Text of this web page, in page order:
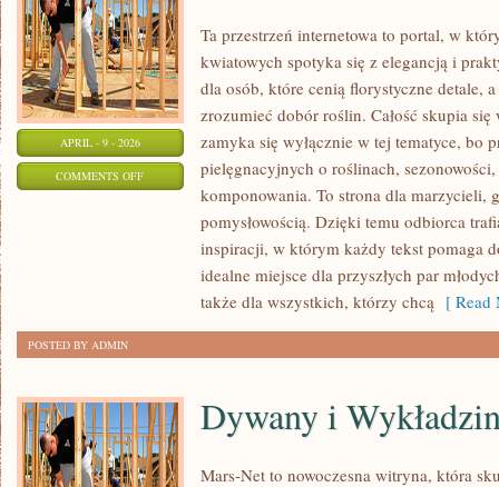
APRIL - 9 - 2026
COMMENTS OFFON
Ta przestrzeń internetowa to portal, w
kwiatowych spotyka się z elegancją i
dla osób, które cenią florystyczne detale,
zrozumieć dobór roślin. Całość skupia
zamyka się wyłącznie w tej tematyce, bo
pielęgnacyjnych o roślinach,
komponowania. To strona dla marzycieli,
pomysłowością. Dzięki temu odbiorca
inspiracji, w którym każdy tekst pomaga
idealne miejsce dla przyszłych par
także dla wszystkich, którzy chcą [ Read
POSTED BY ADMIN
Dywany i
Mars-Net to nowoczesna witryna, która